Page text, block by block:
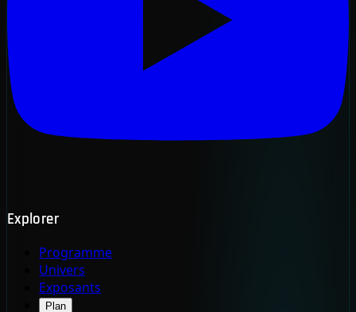
Explorer
Programme
Univers
Exposants
Plan